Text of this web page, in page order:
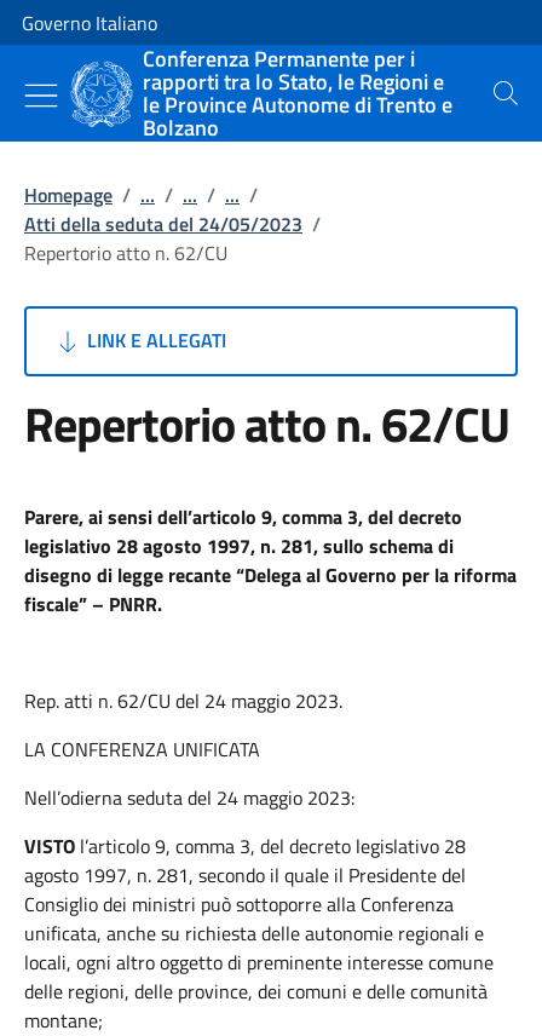
Vai al contenuto
Vai alla navigazione del sito
Governo Italiano
Conferenza Permanente per i
rapporti tra lo Stato, le Regioni e
le Province Autonome di Trento e
Bolzano
Cerca
Homepage / ... / ... / ... /
Atti della seduta del 24/05/2023 /
Repertorio atto n. 62/CU
LINK E ALLEGATI
Repertorio atto n. 62/CU
Parere, ai sensi dell’articolo 9, comma 3, del decreto
legislativo 28 agosto 1997, n. 281, sullo schema di
disegno di legge recante “Delega al Governo per la riforma
fiscale” – PNRR.
Rep. atti n. 62/CU del 24 maggio 2023.
LA CONFERENZA UNIFICATA
Nell’odierna seduta del 24 maggio 2023:
VISTO l’articolo 9, comma 3, del decreto legislativo 28
agosto 1997, n. 281, secondo il quale il Presidente del
Consiglio dei ministri può sottoporre alla Conferenza
unificata, anche su richiesta delle autonomie regionali e
locali, ogni altro oggetto di preminente interesse comune
delle regioni, delle province, dei comuni e delle comunità
montane;